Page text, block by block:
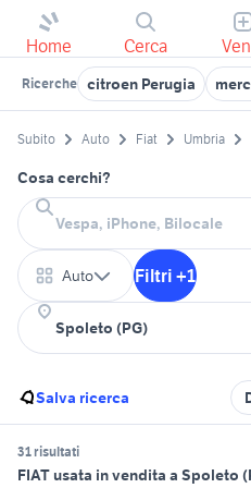
Home Cerca
Ricerche citroen Perugia
Subito Auto Fiat Umbria
Cosa cerchi?
Auto Filtri +1
Salva ricerca
31 risultati
FIAT usata in vendita a Spoleto